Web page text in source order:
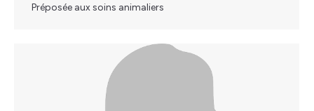
Préposée aux soins animaliers